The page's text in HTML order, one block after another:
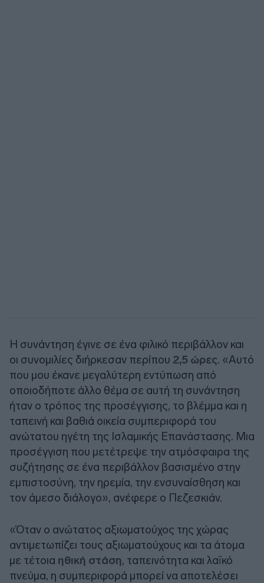
Η συνάντηση έγινε σε ένα φιλικό περιβάλλον και
οι συνομιλίες διήρκεσαν περίπου 2,5 ώρες. «Αυτό
που μου έκανε μεγαλύτερη εντύπωση από
οποιοδήποτε άλλο θέμα σε αυτή τη συνάντηση
ήταν ο τρόπος της προσέγγισης, το βλέμμα και η
ταπεινή και βαθιά οικεία συμπεριφορά του
ανώτατου ηγέτη της Ισλαμικής Επανάστασης. Μια
προσέγγιση που μετέτρεψε την ατμόσφαιρα της
συζήτησης σε ένα περιβάλλον βασισμένο στην
εμπιστοσύνη, την ηρεμία, την ενσυναίσθηση και
τον άμεσο διάλογο», ανέφερε ο Πεζεσκιάν.
«Όταν ο ανώτατος αξιωματούχος της χώρας
αντιμετωπίζει τους αξιωματούχους και τα άτομα
με τέτοια ηθική στάση, ταπεινότητα και λαϊκό
πνεύμα, η συμπεριφορά μπορεί να αποτελέσει